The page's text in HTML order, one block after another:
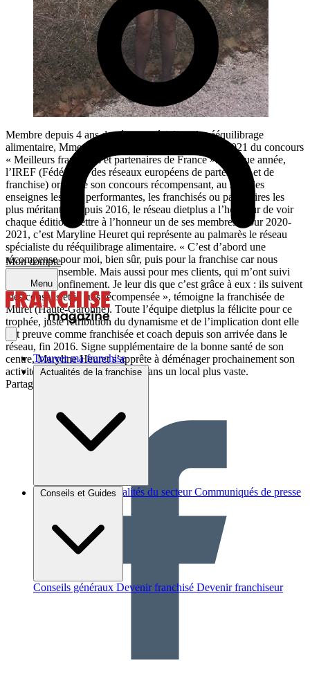
Mon compte
Menu
Trouver ma franchise
Actualités de la franchise
Brèves et actus Actualités du secteur Communiqués de presse
Conseils et Guides
Conseils généraux Devenir franchisé Devenir franchiseur
Membre depuis 4 ans du réseau spécialiste du rééquilibrage
alimentaire, Mme Heuret figure au palmarès 2020-2021 du concours
« Meilleurs franchisés et partenaires de France ». Chaque année,
l’IREF (Fédération des réseaux européens de partenariat et de
franchise) organise son concours récompensant, au sein des
enseignes les plus performantes, les franchisés ou partenaires les
plus méritants. Depuis 2016, le réseau dietplus a l’honneur de voir
chaque édition mettre à l’honneur un de ses membres. Pour 2020-
2021, c’est Maryline Heuret qui représente au palmarès le réseau
spécialiste du rééquilibrage alimentaire. « C’est d’abord une
récompense pour moi, bien sûr, puis pour la franchise car nous
travaillons ensemble. Mais aussi pour mes clients, qui m’ont suivi
pendant le confinement. Je leur dis que c’est grâce à eux : ils suivent
mes conseils et je suis récompensée », témoigne la franchisée de
Muret (Haute-Garonne). Toute l’équipe dietplus la félicite pour ce
trophée, juste rétribution du dynamisme et de l’implication dont elle
fait preuve comme franchisée et coach depuis son arrivée dans le
réseau, fin 2016. Signe supplémentaire de la bonne santé de son
centre, Maryline Heuret s’apprête à déménager prochainement son
activité, toujours à Muret, mais dans un local plus vaste.
Partager sur :